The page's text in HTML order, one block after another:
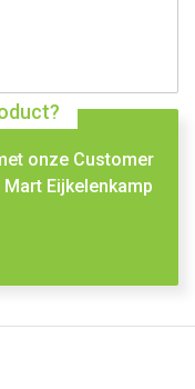
onze Customer
Eijkelenkamp